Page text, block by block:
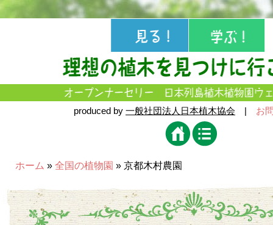
produced by 一般社団法人日本植木協会 | お
ホーム » 全国の植物園 » 京都木村農園